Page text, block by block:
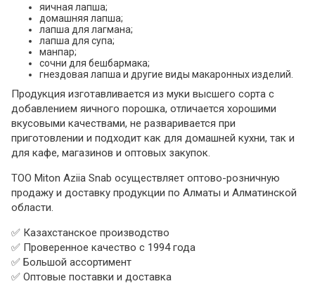
яичная лапша;
домашняя лапша;
лапша для лагмана;
лапша для супа;
манпар;
сочни для бешбармака;
гнездовая лапша и другие виды макаронных изделий.
Продукция изготавливается из муки высшего сорта с
добавлением яичного порошка, отличается хорошими
вкусовыми качествами, не разваривается при
приготовлении и подходит как для домашней кухни, так и
для кафе, магазинов и оптовых закупок.
ТОО Miton Aziia Snab осуществляет оптово-розничную
продажу и доставку продукции по Алматы и Алматинской
области.
✅ Казахстанское производство
✅ Проверенное качество с 1994 года
✅ Большой ассортимент
✅ Оптовые поставки и доставка